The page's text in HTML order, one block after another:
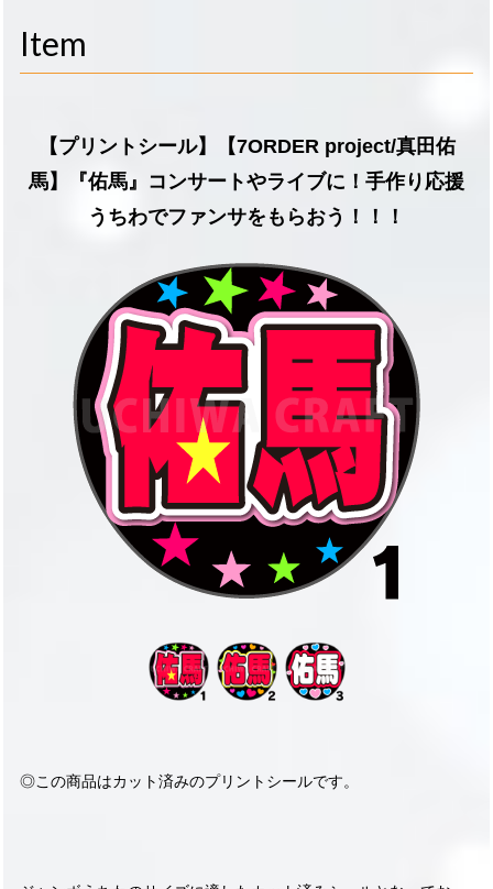
Item
【プリントシール】【7ORDER project/真田佑
馬】『佑馬』コンサートやライブに！手作り応援
うちわでファンサをもらおう！！！
◎この商品はカット済みのプリントシールです。